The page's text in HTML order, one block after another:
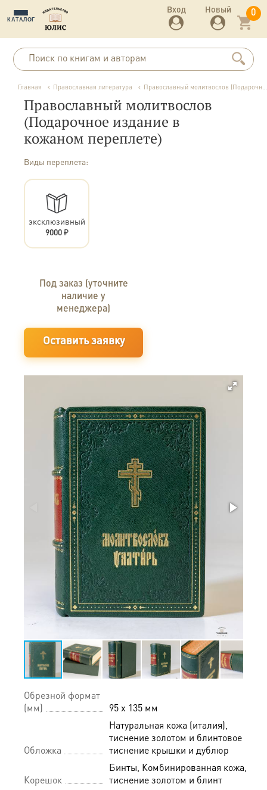
КАТАЛОГ
0
Новый
Вход
Главная Православная литература Православный молитвослов (Подарочное издание в кожаном переплете)
Православный молитвослов
(Подарочное издание в
кожаном переплете)
Виды переплета:
эксклюзивный
9000 ₽
Под заказ (уточните
наличие у
менеджера)
Оставить заявку
Обрезной формат
(мм)
95 х 135 мм
Обложка
Натуральная кожа (италия),
тиснение золотом и блинтовое
тиснение крышки и дублюр
Корешок
Бинты, Комбинированная кожа,
тиснение золотом и блинт